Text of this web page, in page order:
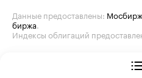
Данные предоставлены:
биржа
Индексы облигаций